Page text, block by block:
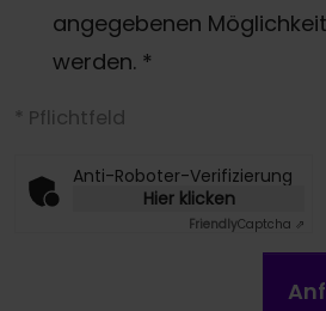
angegebenen
werden. *
* Pflichtfeld
Anti-Roboter-Verifizierung
Hier klicken
FriendlyCaptcha ⇗